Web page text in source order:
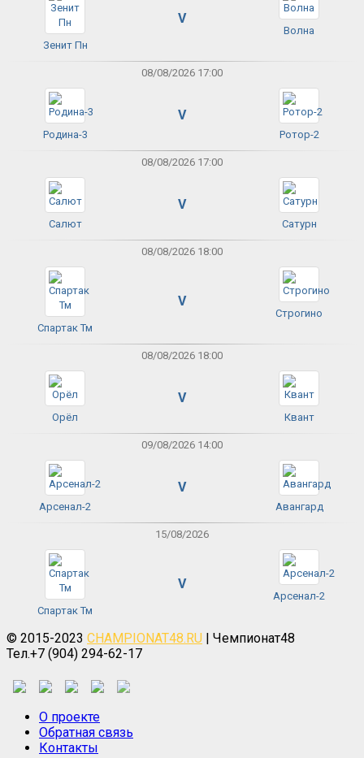
Зенит Пн
V
Волна
08/08/2026 17:00
Родина-3
V
Ротор-2
08/08/2026 17:00
Салют
V
Сатурн
08/08/2026 18:00
Спартак Тм
V
Строгино
08/08/2026 18:00
Орёл
V
Квант
09/08/2026 14:00
Арсенал-2
V
Авангард
15/08/2026
Спартак Тм
V
Арсенал-2
© 2015-2023 CHAMPIONAT48.RU | Чемпионат48
Тел.+7 (904) 294-62-17
О проекте
Обратная связь
Контакты